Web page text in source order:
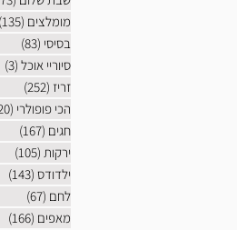
מומלצים (135)
בסיסי (83)
סיוריי אוכל (3)
זריז (252)
הכי פופולרי (20)
חגים (167)
ירקות (105)
ילדודס (143)
לחם (67)
מאפים (166)